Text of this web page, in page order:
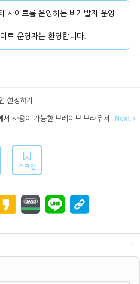
사이트를 운영하는 비개발자 운영
트 운영자분 환영합니다.
설정하기
사용이 가능한 브레이브 브라우저 Next
스크랩